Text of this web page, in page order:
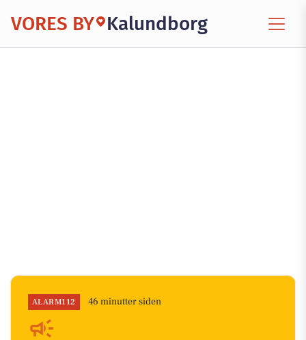
VORES BY Kalundborg
ALARM112 46 minutter siden